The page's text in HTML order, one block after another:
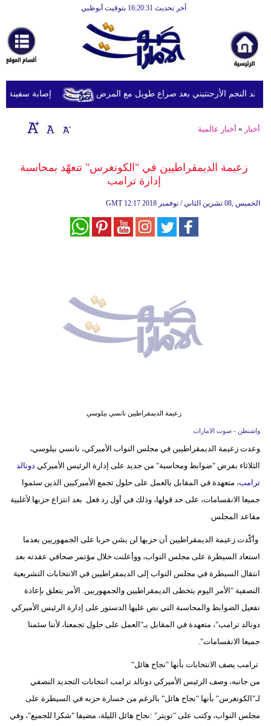
آخر تحديث 16:20:31 بتوقيت أبوظبي
أخبارعاجلة
رياضة
ثقافة
إقتصاد
وموسيقى
إسلامية
علوم
وتكنولوجيا
مدوَّنات
أبراج
فيديو
إصابة سفينة النجم الأرجنتيني بعد صراع طويل مع المرض
أخبار » أخبار عالمية
زعيمة الديمقراطيين في "الكونغرس" تتعهّد بمحاسبة
إدارة ترامب
GMT 12:17 2018 الخميس ,08 تشرين الثاني / نوفمبر
زعيمة الديمقراطيين نانسي بيلوسي
واشنطن - صوت الامارات
وعدت زعيمة الديمقراطيين في مجلس النواب الأميركي، نانسي بيلوسي،
الثلاثاء بفرض "ضوابط ومحاسبة" من جديد على إدارة الرئيس الأميركي دونالد
ترامب، متعهدة في المقابل بالعمل على حلول تجمع الأميركيين الذين سئموا
جميعا الانقسامات، على حد قولها، وذلك في أول رد فعل بعد انتزاع حزبها لأغلبية
مقاعد المجلس.
وأكّدت زعيمة الديمقراطيين أن حزبها لن يشن حربا على الجمهوريين بعدما
استعاد السيطرة على مجلس النواب، ووأعلنت خلال مؤتمر صحافي عقدته بعد
انتقال السيطرة في مجلس النواب إلى الديمقراطيين في الانتخابات التشريعية
النصفية "الأمر اليوم يتخطى الديمقراطيين والجمهوريين. الأمر يتعلق بإعادة
تفعيل الضوابط والمحاسبة التي نص عليها الدستور على إدارة الرئيس الأميركي
دونالد ترامب"، متعهدة في المقابل بـ"العمل على حلول تجمعنا، لأننا سئمنا
جميعا الانقسامات".
ترامب يصف الانتخابات بأنها "نجاح هائل"
من جانبه، وصف الرئيس الأميركي دونالد ترامب انتخابات التجديد النصفي
لـ"الكونغرس" بأنها "نجاح هائل" بالرغم من خسارة حزبه في السيطرة على
مجلس النواب، وكتب على "تويتر" :نجاح هائل الليلة، مضيفا "شكرا للجميع"، وفي